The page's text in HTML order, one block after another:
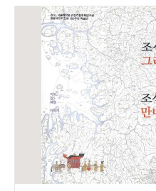
검색 연산
연산자
AND
OR
NOT